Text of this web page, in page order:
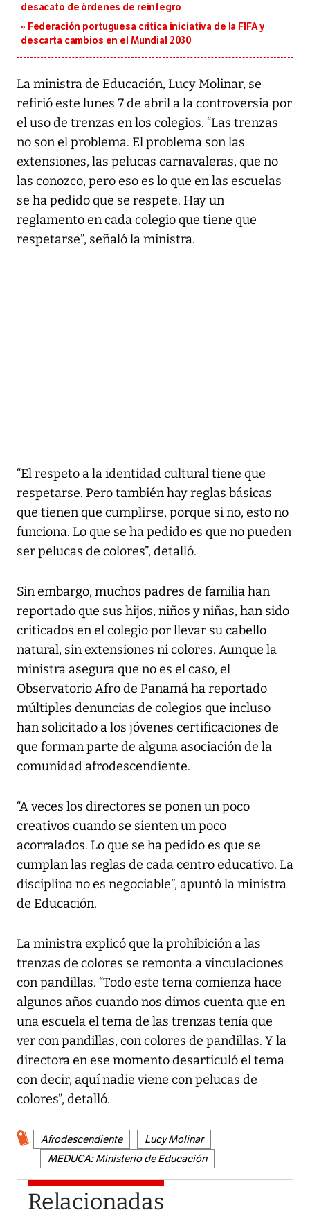
desacato de órdenes de reintegro
Federación portuguesa critica iniciativa de la FIFA y
descarta cambios en el Mundial 2030
La ministra de Educación, Lucy Molinar, se
refirió este lunes 7 de abril a la controversia por
el uso de trenzas en los colegios. “Las trenzas
no son el problema. El problema son las
extensiones, las pelucas carnavaleras, que no
las conozco, pero eso es lo que en las escuelas
se ha pedido que se respete. Hay un
reglamento en cada colegio que tiene que
respetarse”, señaló la ministra.
“El respeto a la identidad cultural tiene que
respetarse. Pero también hay reglas básicas
que tienen que cumplirse, porque si no, esto no
funciona. Lo que se ha pedido es que no pueden
ser pelucas de colores”, detalló.
Sin embargo, muchos padres de familia han
reportado que sus hijos, niños y niñas, han sido
criticados en el colegio por llevar su cabello
natural, sin extensiones ni colores. Aunque la
ministra asegura que no es el caso, el
Observatorio Afro de Panamá ha reportado
múltiples denuncias de colegios que incluso
han solicitado a los jóvenes certificaciones de
que forman parte de alguna asociación de la
comunidad afrodescendiente.
“A veces los directores se ponen un poco
creativos cuando se sienten un poco
acorralados. Lo que se ha pedido es que se
cumplan las reglas de cada centro educativo. La
disciplina no es negociable”, apuntó la ministra
de Educación.
La ministra explicó que la prohibición a las
trenzas de colores se remonta a vinculaciones
con pandillas. “Todo este tema comienza hace
algunos años cuando nos dimos cuenta que en
una escuela el tema de las trenzas tenía que
ver con pandillas, con colores de pandillas. Y la
directora en ese momento desarticuló el tema
con decir, aquí nadie viene con pelucas de
colores”, detalló.
Afrodescendiente
Lucy Molinar
MEDUCA: Ministerio de Educación
Relacionadas